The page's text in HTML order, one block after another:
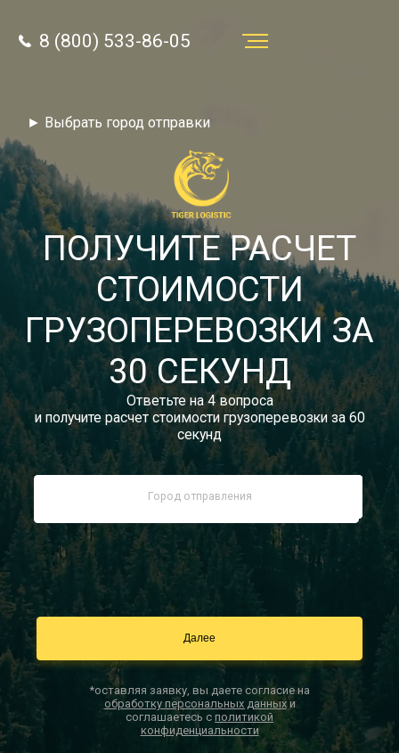
8 (800) 533-86-05
Звонок по России бесплатный
autotransport24@yandex.ru
Заказать звонок
Тарифы
Отзывы
Статьи
Новости
Документы
Контакты
► Выбрать город отправки
8 (800) 533-86-05
ПОЛУЧИТЕ РАСЧЕТ
СТОИМОСТИ
ГРУЗОПЕРЕВОЗКИ ЗА
30 СЕКУНД
Ответьте на 4 вопроса
и получите расчет стоимости грузоперевозки за 60
секунд
*оставляя заявку, вы даете согласие на
обработку персональных данныхи
соглашаетесь с политикой
конфиденциальности